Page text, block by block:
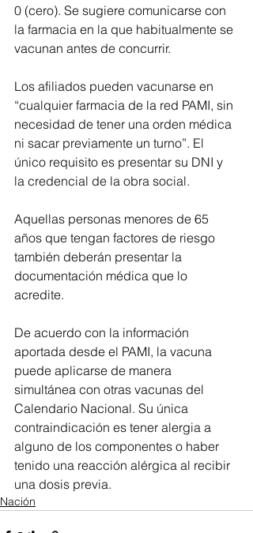
0 (cero). Se sugiere comunicarse con
la farmacia en la que habitualmente se
vacunan antes de concurrir.
Los afiliados pueden vacunarse en
“cualquier farmacia de la red PAMI, sin
necesidad de tener una orden médica
ni sacar previamente un turno”. El
único requisito es presentar su DNI y
la credencial de la obra social.
Aquellas personas menores de 65
años que tengan factores de riesgo
también deberán presentar la
documentación médica que lo
acredite.
De acuerdo con la información
aportada desde el PAMI, la vacuna
puede aplicarse de manera
simultánea con otras vacunas del
Calendario Nacional. Su única
contraindicación es tener alergia a
alguno de los componentes o haber
tenido una reacción alérgica al recibir
una dosis previa.
Nación